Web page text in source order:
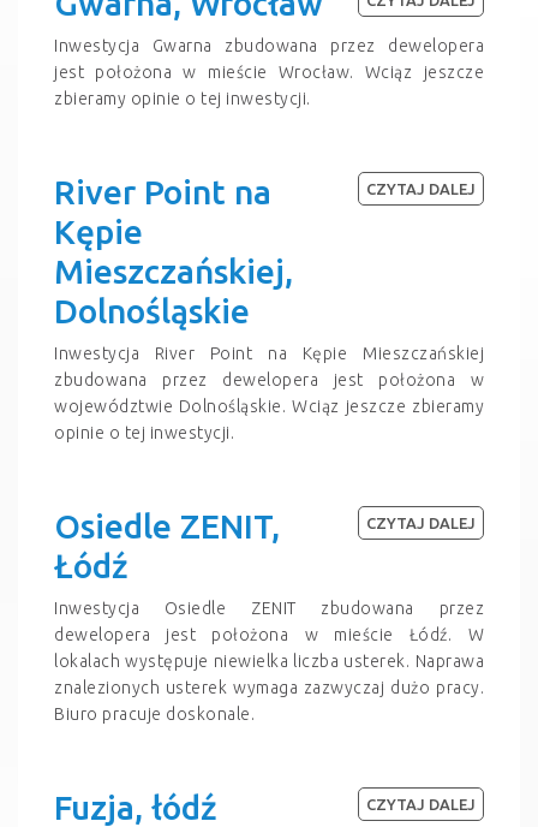
Inwestycja Gwarna zbudowana przez dewelopera
jest położona w mieście Wrocław. Wciąz jeszcze
zbieramy opinie o tej inwestycji.
River Point na
Kępie
Mieszczańskiej,
Dolnośląskie
Inwestycja River Point na Kępie Mieszczańskiej
zbudowana przez dewelopera jest położona w
województwie Dolnośląskie. Wciąz jeszcze zbieramy
opinie o tej inwestycji.
CZYTAJ DALEJ
Osiedle ZENIT,
Łódź
Inwestycja Osiedle ZENIT zbudowana przez
dewelopera jest położona w mieście Łódź. W
lokalach występuje niewielka liczba usterek. Naprawa
znalezionych usterek wymaga zazwyczaj dużo pracy.
Biuro pracuje doskonale.
CZYTAJ DALEJ
Fuzja, łódź CZYTAJ DALEJ